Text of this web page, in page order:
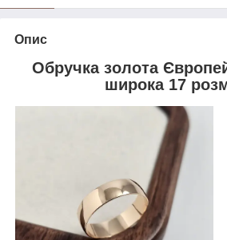
Опис
Обручка золота
широка 17